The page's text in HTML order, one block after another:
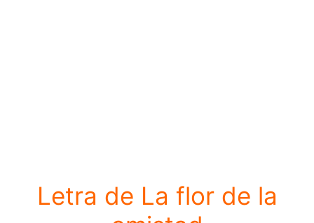
Letra de La flor de la